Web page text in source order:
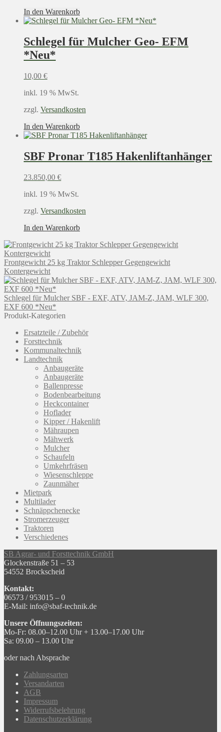
In den Warenkorb
Schlegel für Mulcher Geo- EFM
*Neu*
10,00 €
inkl. 19 % MwSt.
zzgl. Versandkosten
In den Warenkorb
SBF Pronar T185 Hakenliftanhänger
23.850,00 €
inkl. 19 % MwSt.
zzgl. Versandkosten
In den Warenkorb
Frontgewicht 25 kg Traktor Schlepper Gegengewicht
Kontergewicht
Schlegel für Mulcher SBF - EXF, ATV, JAM-Z, JAM, WLF 300,
EXF 600 *Neu*
Produkt-Kategorien
Ersatzteile / Zubehör
Forsttechnik
Kommunaltechnik
Landtechnik
Anbaugeräte
Anbaugeräte
Ballenpresse
Bodenbearbeitung
Heckcontainer
Hoflader
Kipper / Hakenlift
Mähraupen
Mähwerk
Mulcher
Schaufeln
Umkehrfräsen
Wiesenschleppe
Zaunmäher
Mietpark
Multilader
Schnäppchenecke
Stromerzeuger
Traktoren
Verschiedenes
SB Agrar- und Forsttechnik GmbH
Glockenstraße 51 – 53
54552 Brockscheid
Kontakt:
06573 / 953015 – 0
E-Mail: info@sbaf-technik.de
Unsere Öffnungszeiten:
Mo-Fr: 08.00–12.00 Uhr + 13.00–17.00 Uhr
Sa: 09.00 – 13.00 Uhr
oder nach Absprache
Zahlungsarten
Versandarten
AGB
Impressum
Widerrufsbelehrung
Datenschutzerklärung